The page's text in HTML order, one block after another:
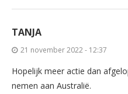
TANJA
21 november 2022 - 12:37
Hopelijk meer actie dan
nemen aan Australië.